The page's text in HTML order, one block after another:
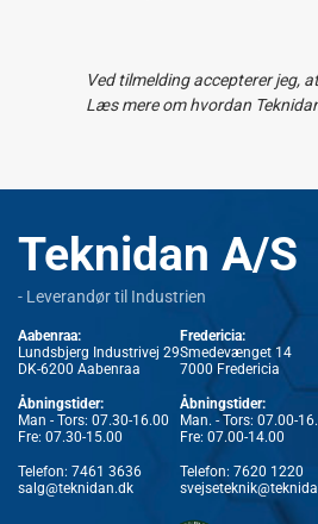
Ved tilmelding accepterer jeg,
Læs mere om hvordan
Teknidan A/S
- Leverandør til Industrien
Aabenraa:
Lundsbjerg Industrivej 29
DK-6200 Aabenraa
Åbningstider:
Man - Tors: 07.30-16.00
Fre: 07.30-15.00
Telefon: 7461 3636
salg@teknidan.dk
Fredericia:
Smedevænget 14
7000 Fredericia
Åbningstider:
Man. - Tors: 07.00-
Fre: 07.00-14.00
Telefon: 7620 1220